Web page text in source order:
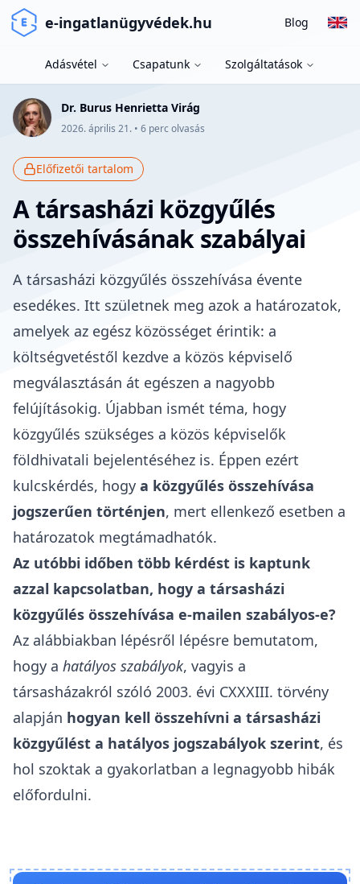
e-ingatlanügyvédek.hu Blog
Adásvétel Csapatunk Szolgáltatások
Dr. Burus Henrietta Virág
2026. április 21. • 6 perc olvasás
Előfizetői tartalom
A társasházi közgyűlés
összehívásának szabályai
A társasházi közgyűlés összehívása évente
esedékes. Itt születnek meg azok a határozatok,
amelyek az egész közösséget érintik: a
költségvetéstől kezdve a közös képviselő
megválasztásán át egészen a nagyobb
felújításokig. Újabban ismét téma, hogy
közgyűlés szükséges a közös képviselők
földhivatali bejelentéséhez is. Éppen ezért
kulcskérdés, hogy a közgyűlés összehívása
jogszerűen történjen, mert ellenkező esetben a
határozatok megtámadhatók.
Az utóbbi időben több kérdést is kaptunk
azzal kapcsolatban, hogy a társasházi
közgyűlés összehívása e-mailen szabályos-e?
Az alábbiakban lépésről lépésre bemutatom,
hogy a hatályos szabályok, vagyis a
társasházakról szóló 2003. évi CXXXIII. törvény
alapján hogyan kell összehívni a társasházi
közgyűlést a hatályos jogszabályok szerint, és
hol szoktak a gyakorlatban a legnagyobb hibák
előfordulni.